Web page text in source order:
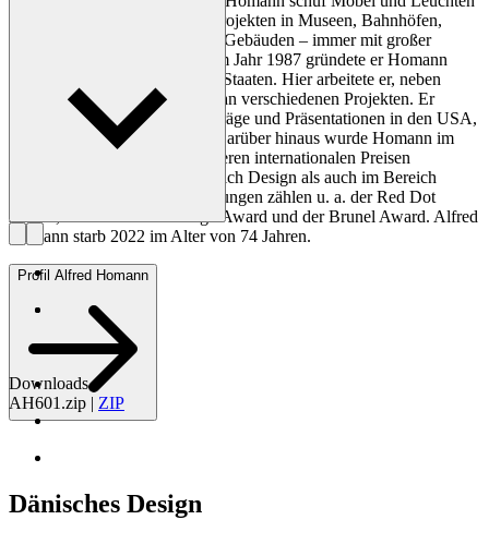
und arbeitete mit Architektur-Projekten in Museen, Bahnhöfen,
Privathäusern und öffentlichen Gebäuden – immer mit großer
Präzision und Gründlichkeit. Im Jahr 1987 gründete er Homann
Design Inc. in den Vereinigten Staaten. Hier arbeitete er, neben
seinem Kopenhagener Studio, an verschiedenen Projekten. Er
bereiste die Welt und hielt Vorträge und Präsentationen in den USA,
Japan, Russland und Europa. Darüber hinaus wurde Homann im
Laufe seiner Karriere mit mehreren internationalen Preisen
ausgezeichnet, sowohl im Bereich Design als auch im Bereich
Architektur. Zu den Auszeichnungen zählen u. a. der Red Dot
Award, der IF Product Design Award und der Brunel Award. Alfred
Homann starb 2022 im Alter von 74 Jahren.
Profil Alfred Homann
Downloads
AH601.zip | ZIP
Dänisches Design